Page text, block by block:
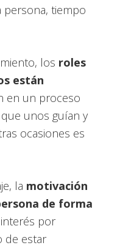
tiempo
los roles
están
en un proceso
unos guían y
ocasiones es
la motivación
de forma
por
de estar